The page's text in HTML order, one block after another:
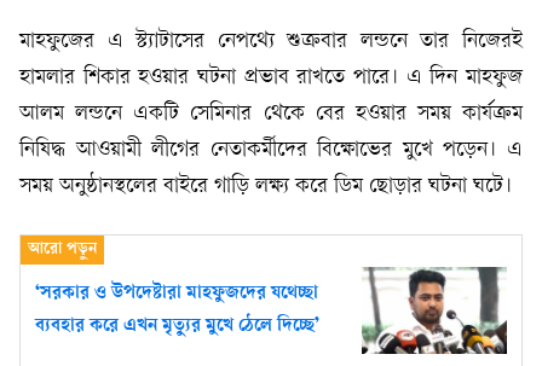
মাহফুজের এ স্ট্যাটাসের নেপথ্যে শুক্রবার লন্ডনে তার নিজেরই
হামলার শিকার হওয়ার ঘটনা প্রভাব রাখতে পারে। এ দিন মাহফুজ
আলম লন্ডনে একটি সেমিনার থেকে বের হওয়ার সময় কার্যক্রম
নিষিদ্ধ আওয়ামী লীগের নেতাকর্মীদের বিক্ষোভের মুখে পড়েন। এ
সময় অনুষ্ঠানস্থলের বাইরে গাড়ি লক্ষ্য করে ডিম ছোড়ার ঘটনা ঘটে।
‘সরকার ও উপদেষ্টারা মাহফুজদের যথেচ্ছা
ব্যবহার করে এখন মৃত্যুর মুখে ঠেলে দিচ্ছে’